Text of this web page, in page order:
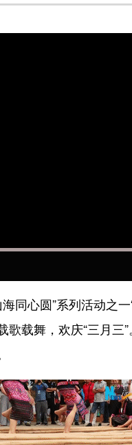
心圆”系列活动之
载舞，欢庆“三月三